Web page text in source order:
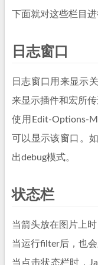
下面就对这些栏目进
日志窗口
日志窗口用来显示
来显示插件和宏所传
使用Edit-Options-
可以显示该窗口。
出debug模式。
状态栏
当箭头放在图片上
当运行filter后，也会
当点击状态栏时，